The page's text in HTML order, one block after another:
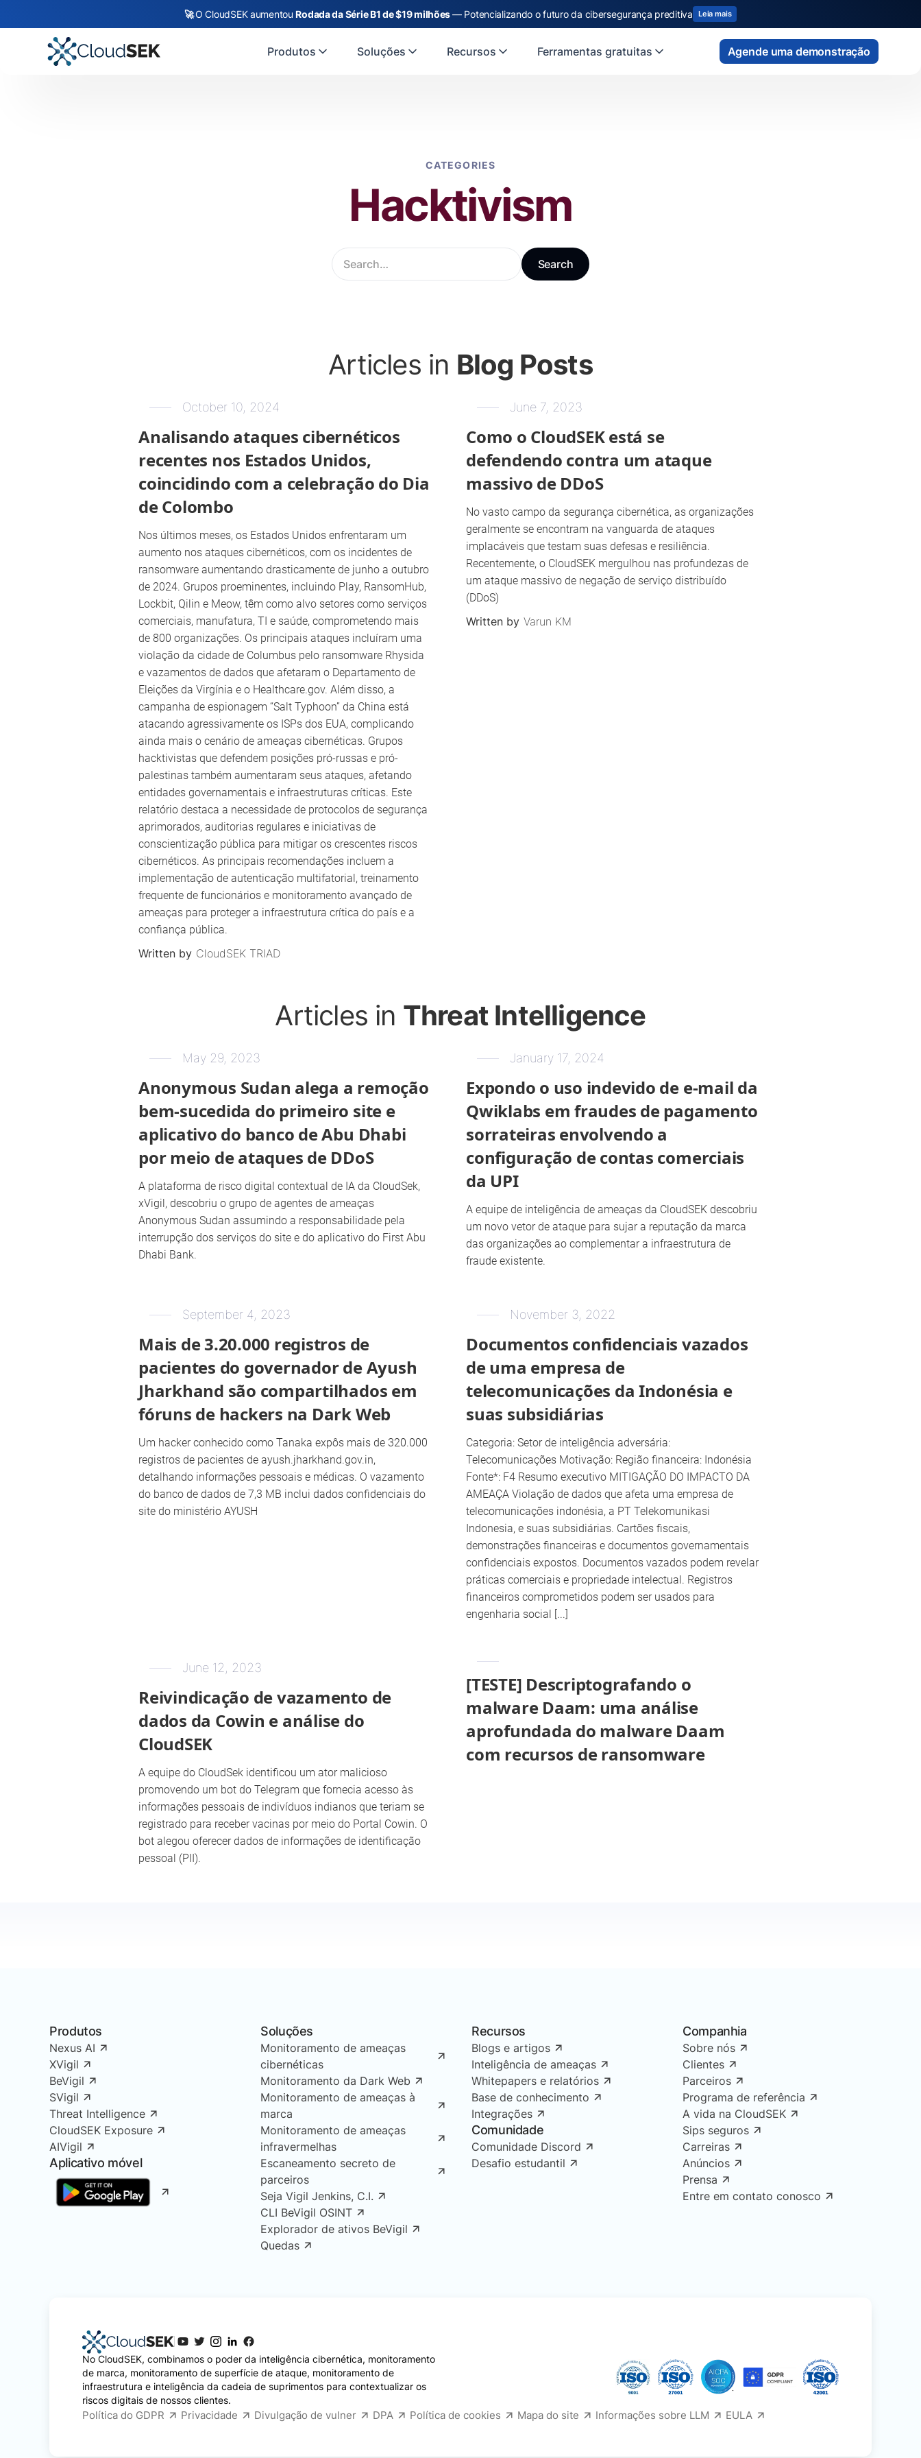
🚀O CloudSEK aumentouRodada da Série B1 de $19 milhões— Potencializando o futuro da cibersegurança preditiva Leia mais
Produtos Soluções Recursos Ferramentas gratuitas Agende uma demonstração
CATEGORIES
Hacktivism
Articles in Blog Posts
October 10, 2024
Analisando ataques cibernéticos
recentes nos Estados Unidos,
coincidindo com a celebração do Dia
de Colombo
Nos últimos meses, os Estados Unidos enfrentaram um
aumento nos ataques cibernéticos, com os incidentes de
ransomware aumentando drasticamente de junho a outubro
de 2024. Grupos proeminentes, incluindo Play, RansomHub,
Lockbit, Qilin e Meow, têm como alvo setores como serviços
comerciais, manufatura, TI e saúde, comprometendo mais
de 800 organizações. Os principais ataques incluíram uma
violação da cidade de Columbus pelo ransomware Rhysida
e vazamentos de dados que afetaram o Departamento de
Eleições da Virgínia e o Healthcare.gov. Além disso, a
campanha de espionagem “Salt Typhoon” da China está
atacando agressivamente os ISPs dos EUA, complicando
ainda mais o cenário de ameaças cibernéticas. Grupos
hacktivistas que defendem posições pró-russas e pró-
palestinas também aumentaram seus ataques, afetando
entidades governamentais e infraestruturas críticas. Este
relatório destaca a necessidade de protocolos de segurança
aprimorados, auditorias regulares e iniciativas de
conscientização pública para mitigar os crescentes riscos
cibernéticos. As principais recomendações incluem a
implementação de autenticação multifatorial, treinamento
frequente de funcionários e monitoramento avançado de
ameaças para proteger a infraestrutura crítica do país e a
confiança pública.
Written by CloudSEK TRIAD
June 7, 2023
Como o CloudSEK está se
defendendo contra um ataque
massivo de DDoS
No vasto campo da segurança cibernética, as organizações
geralmente se encontram na vanguarda de ataques
implacáveis que testam suas defesas e resiliência.
Recentemente, o CloudSEK mergulhou nas profundezas de
um ataque massivo de negação de serviço distribuído
(DDoS)
Written by Varun KM
Articles in Threat Intelligence
May 29, 2023
Anonymous Sudan alega a remoção
bem-sucedida do primeiro site e
aplicativo do banco de Abu Dhabi
por meio de ataques de DDoS
A plataforma de risco digital contextual de IA da CloudSek,
xVigil, descobriu o grupo de agentes de ameaças
Anonymous Sudan assumindo a responsabilidade pela
interrupção dos serviços do site e do aplicativo do First Abu
Dhabi Bank.
January 17, 2024
Expondo o uso indevido de e-mail da
Qwiklabs em fraudes de pagamento
sorrateiras envolvendo a
configuração de contas comerciais
da UPI
A equipe de inteligência de ameaças da CloudSEK descobriu
um novo vetor de ataque para sujar a reputação da marca
das organizações ao complementar a infraestrutura de
fraude existente.
September 4, 2023
Mais de 3.20.000 registros de
pacientes do governador de Ayush
Jharkhand são compartilhados em
fóruns de hackers na Dark Web
Um hacker conhecido como Tanaka expôs mais de 320.000
registros de pacientes de ayush.jharkhand.gov.in,
detalhando informações pessoais e médicas. O vazamento
do banco de dados de 7,3 MB inclui dados confidenciais do
site do ministério AYUSH
November 3, 2022
Documentos confidenciais vazados
de uma empresa de
telecomunicações da Indonésia e
suas subsidiárias
Categoria: Setor de inteligência adversária:
Telecomunicações Motivação: Região financeira: Indonésia
Fonte*: F4 Resumo executivo MITIGAÇÃO DO IMPACTO DA
AMEAÇA Violação de dados que afeta uma empresa de
telecomunicações indonésia, a PT Telekomunikasi
Indonesia, e suas subsidiárias. Cartões fiscais,
demonstrações financeiras e documentos governamentais
confidenciais expostos. Documentos vazados podem revelar
práticas comerciais e propriedade intelectual. Registros
financeiros comprometidos podem ser usados para
engenharia social [...]
June 12, 2023
Reivindicação de vazamento de
dados da Cowin e análise do
CloudSEK
A equipe do CloudSek identificou um ator malicioso
promovendo um bot do Telegram que fornecia acesso às
informações pessoais de indivíduos indianos que teriam se
registrado para receber vacinas por meio do Portal Cowin. O
bot alegou oferecer dados de informações de identificação
pessoal (PII).
[TESTE] Descriptografando o
malware Daam: uma análise
aprofundada do malware Daam
com recursos de ransomware
Produtos
Nexus AI
XVigil
BeVigil
SVigil
Threat Intelligence
CloudSEK Exposure
AIVigil
Aplicativo móvel
Soluções
Monitoramento de ameaças
cibernéticas
Monitoramento da Dark Web
Monitoramento de ameaças à
marca
Monitoramento de ameaças
infravermelhas
Escaneamento secreto de
parceiros
Seja Vigil Jenkins, C.I.
CLI BeVigil OSINT
Explorador de ativos BeVigil
Quedas
Recursos
Blogs e artigos
Inteligência de ameaças
Whitepapers e relatórios
Base de conhecimento
Integrações
Comunidade
Comunidade Discord
Desafio estudantil
Companhia
Sobre nós
Clientes
Parceiros
Programa de referência
A vida na CloudSEK
Sips seguros
Carreiras
Anúncios
Prensa
Entre em contato conosco
No CloudSEK, combinamos o poder da inteligência cibernética, monitoramento
de marca, monitoramento de superfície de ataque, monitoramento de
infraestrutura e inteligência da cadeia de suprimentos para contextualizar os
riscos digitais de nossos clientes.
Política do GDPR Privacidade Divulgação de vulner DPA Política de cookies Mapa do site Informações sobre LLM EULA